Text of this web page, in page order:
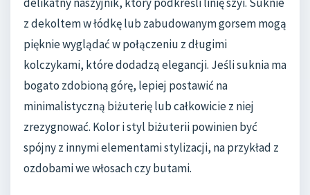
z dekoltem w łódkę lub zabudowanym gorsem mogą
pięknie wyglądać w połączeniu z długimi
kolczykami, które dodadzą elegancji. Jeśli suknia ma
bogato zdobioną górę, lepiej postawić na
minimalistyczną biżuterię lub całkowicie z niej
zrezygnować. Kolor i styl biżuterii powinien być
spójny z innymi elementami stylizacji, na przykład z
ozdobami we włosach czy butami.